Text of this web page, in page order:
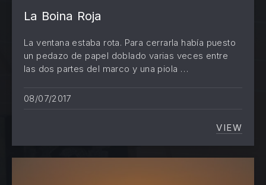
La Boina Roja
La ventana estaba rota. Para cerrarla había puesto
un pedazo de papel doblado varias veces entre
las dos partes del marco y una piola …
08/07/2017
VIEW
LA